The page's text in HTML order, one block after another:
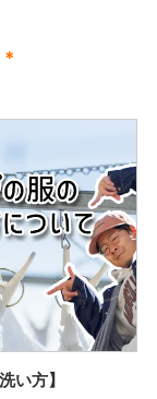
い方】